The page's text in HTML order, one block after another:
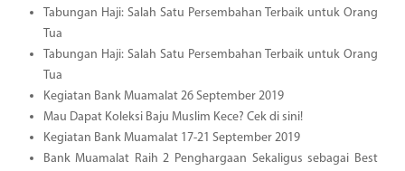
Tabungan Haji: Salah Satu Persembahan Terbaik untuk Orang
Tua
Tabungan Haji: Salah Satu Persembahan Terbaik untuk Orang
Tua
Kegiatan Bank Muamalat 26 September 2019
Mau Dapat Koleksi Baju Muslim Kece? Cek di sini!
Kegiatan Bank Muamalat 17-21 September 2019
Bank Muamalat Raih 2 Penghargaan Sekaligus sebagai Best